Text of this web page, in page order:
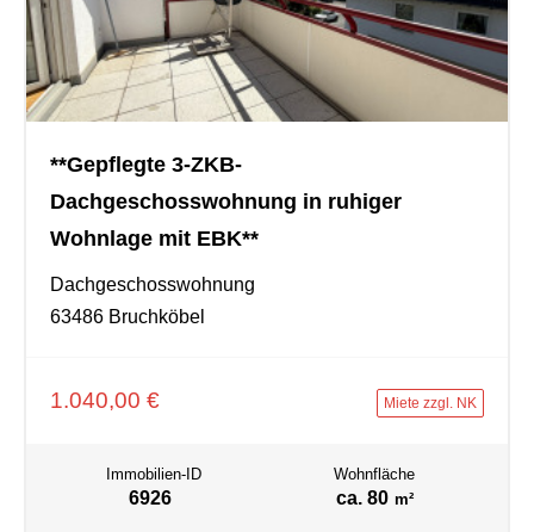
**Gepflegte 3-ZKB-
Dachgeschosswohnung in ruhiger
Wohnlage mit EBK**
Dachgeschosswohnung
63486 Bruchköbel
1.040,00 € Miete zzgl. NK
Immobilien-ID
6926
Wohnfläche
ca. 80 m²